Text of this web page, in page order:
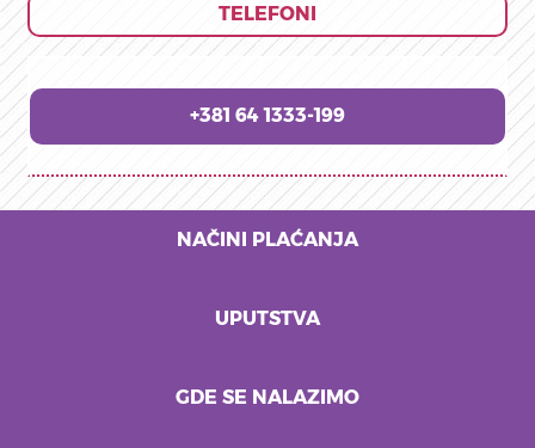
TELEFONI
+381 64 1333-199
NAČINI PLAĆANJA
UPUTSTVA
GDE SE NALAZIMO